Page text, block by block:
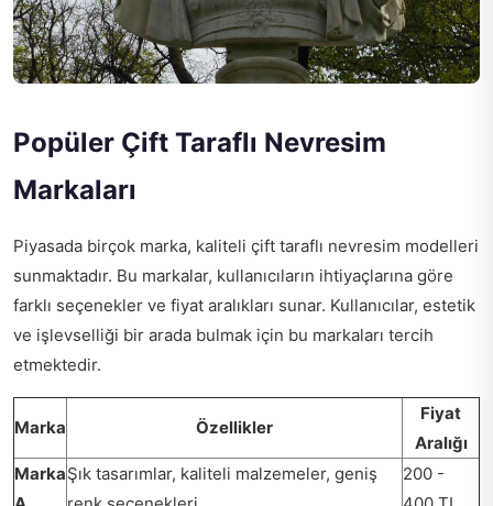
Popüler Çift Taraflı Nevresim
Markaları
Piyasada birçok marka, kaliteli çift taraflı nevresim modelleri
sunmaktadır. Bu markalar, kullanıcıların ihtiyaçlarına göre
farklı seçenekler ve fiyat aralıkları sunar. Kullanıcılar, estetik
ve işlevselliği bir arada bulmak için bu markaları tercih
etmektedir.
Marka Özellikler
Fiyat
Aralığı
MarkaŞık tasarımlar, kaliteli malzemeler, geniş
200 -